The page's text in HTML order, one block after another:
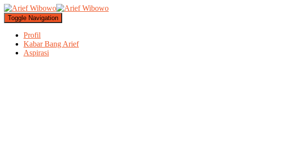
Toggle Navigation
Profil
Kabar Bang Arief
Aspirasi